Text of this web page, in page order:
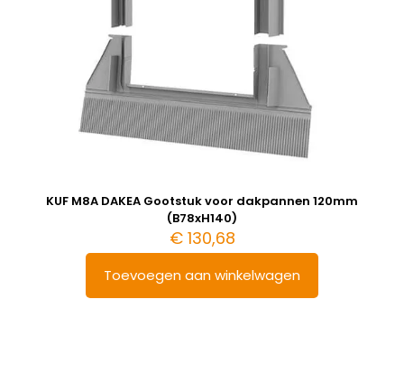
KUF M8A DAKEA Gootstuk voor dakpannen 120mm
(B78xH140)
€130,68
Toevoegen aan winkelwagen